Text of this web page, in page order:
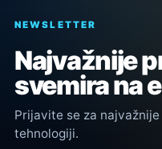
NEWSLETTER
Najvažnije
svemira na
Prijavite se za
tehnologiji.